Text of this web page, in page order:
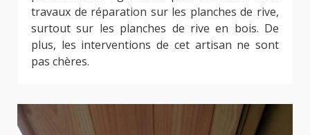
travaux de réparation sur les planches de rive,
surtout sur les planches de rive en bois. De
plus, les interventions de cet artisan ne sont
pas chères.